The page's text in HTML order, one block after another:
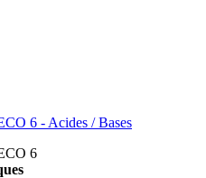
6 - Acides / Bases
6